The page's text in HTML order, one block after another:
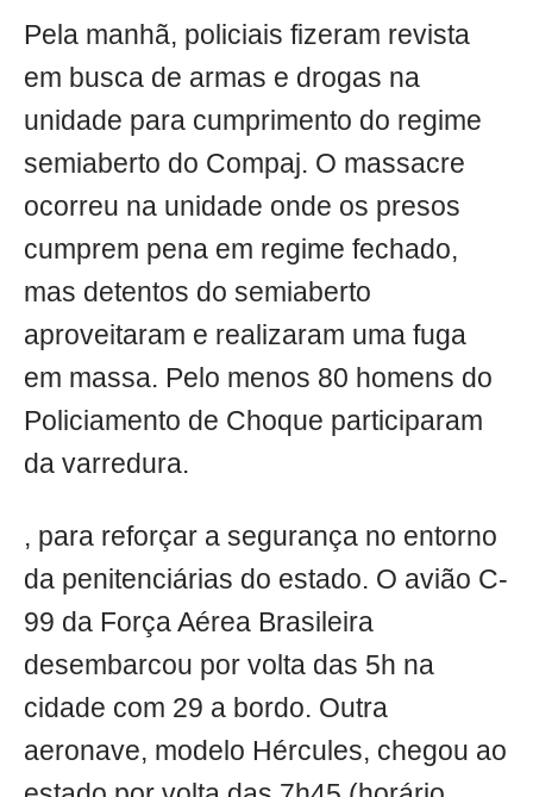
Pela manhã, policiais fizeram revista
em busca de armas e drogas na
unidade para cumprimento do regime
semiaberto do Compaj. O massacre
ocorreu na unidade onde os presos
cumprem pena em regime fechado,
mas detentos do semiaberto
aproveitaram e realizaram uma fuga
em massa. Pelo menos 80 homens do
Policiamento de Choque participaram
da varredura.
, para reforçar a segurança no entorno
da penitenciárias do estado. O avião C-
99 da Força Aérea Brasileira
desembarcou por volta das 5h na
cidade com 29 a bordo. Outra
aeronave, modelo Hércules, chegou ao